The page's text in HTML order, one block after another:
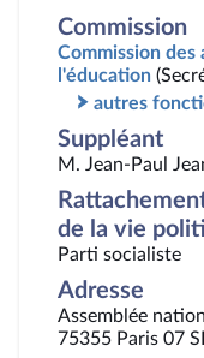
Commission
Commission
l'éducation
autres
Suppléant
M. Jean-Paul
de la vie
Parti socialiste
Adresse
Assemblée
75355 Paris 07